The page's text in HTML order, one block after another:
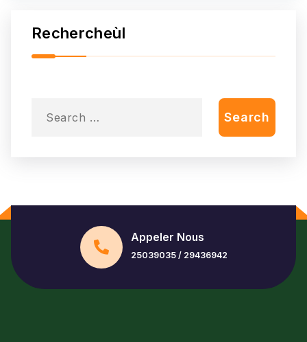
Rechercheùl
for:
Search
Appeler Nous
25039035/ 29436942